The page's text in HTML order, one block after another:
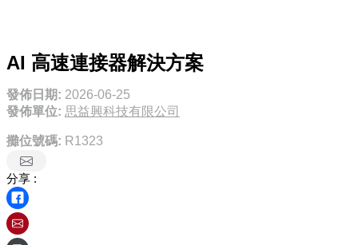
AI 高速連接器解決方案
發佈日期: 2026-06-25
發佈單位: 思益興科技有限公司
攤位號碼: R1323
分享 :